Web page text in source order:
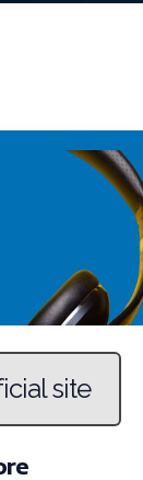
site